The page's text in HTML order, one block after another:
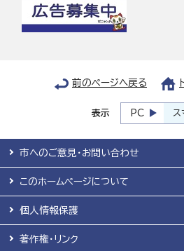
前のページへ戻る
表示 PC ス
市へのご意見・お問い合わせ
このホームページについて
個人情報保護
著作権・リンク